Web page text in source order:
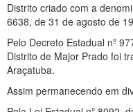
Distrito criado com a
6638, de 31 de agosto de
Pelo Decreto Estadual nº
Distrito de Major Prado foi
Araçatuba.
Assim permanecendo em